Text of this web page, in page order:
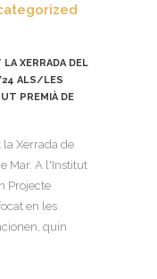
LA XERRADA DEL
ALS/LES
PREMIÀ DE
la Xerrada de
Mar. A l'Institut
Projecte
en les
quin